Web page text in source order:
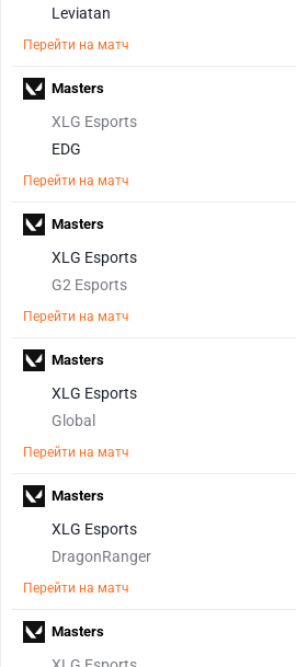
Leviatan
Перейти на матч
XLG Esports
EDG
Перейти на матч
Masters
XLG Esports
G2 Esports
Перейти на матч
Masters
XLG Esports
Global
Перейти на матч
Masters
XLG Esports
DragonRanger
Перейти на матч
Masters
Masters